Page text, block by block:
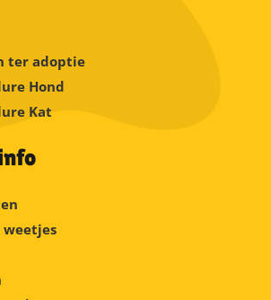
ter adoptie
Hond
Kat
weetjes